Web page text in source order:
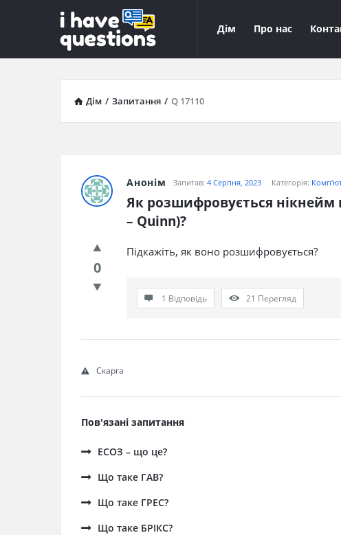
iHaveQuestions
Навігація
Дім Про нас
Дім / Запитання / Q 17110
Анонім Запитав: 4 Серпня, 2023 Категорія:
Як розшифровується нікнейм
– Quinn)?
0
Підкажіть, як воно розшифровується?
1 Відповідь 21 Перегляд
Скарга
Пов'язані запитання
ЕСОЗ – що це?
Що таке ГАВ?
Що таке ГРЕС?
Що таке БРІКС?